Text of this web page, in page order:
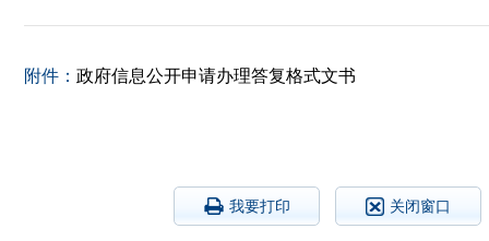
附件： 政府信息公开申请办理答复格式文书
我要打印 关闭窗口